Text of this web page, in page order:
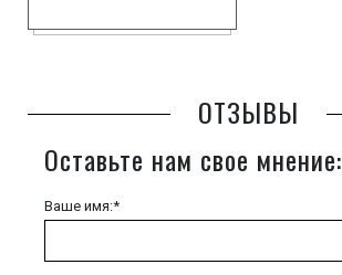
ОТЗЫВЫ
Оставьте нам свое мнение:
Ваше имя:*